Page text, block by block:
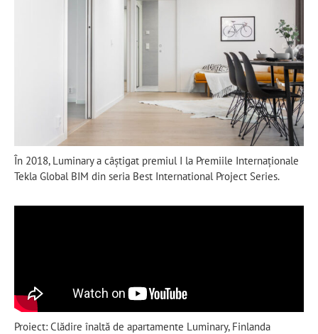
În 2018, Luminary a câștigat premiul I la Premiile Internaționale
Tekla Global BIM din seria Best International Project Series.
Proiect: Clădire înaltă de apartamente Luminary, Finlanda